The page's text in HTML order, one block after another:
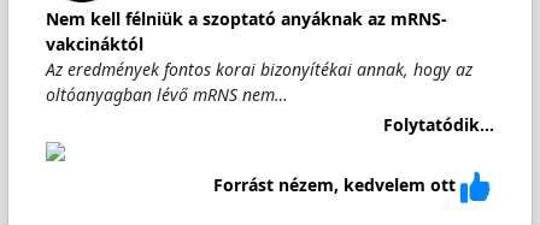
Nem kell félniük a szoptató anyáknak az mRNS-
vakcináktól
Az eredmények fontos korai bizonyítékai annak, hogy az
oltóanyagban lévő mRNS nem…
Folytatódik...
Forrást nézem, kedvelem ott